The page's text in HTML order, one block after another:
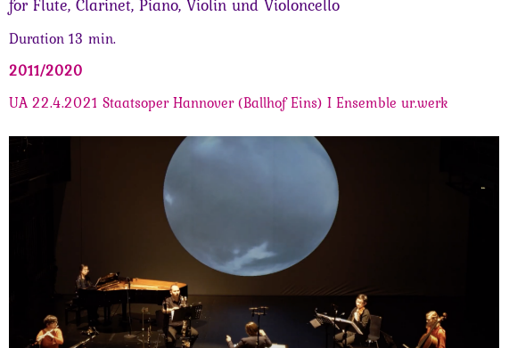
for Flute, Clarinet, Piano, Violin und Violoncello
Duration 13 min.
2011/2020
UA 22.4.2021 Staatsoper Hannover (Ballhof Eins) I Ensemble ur.werk